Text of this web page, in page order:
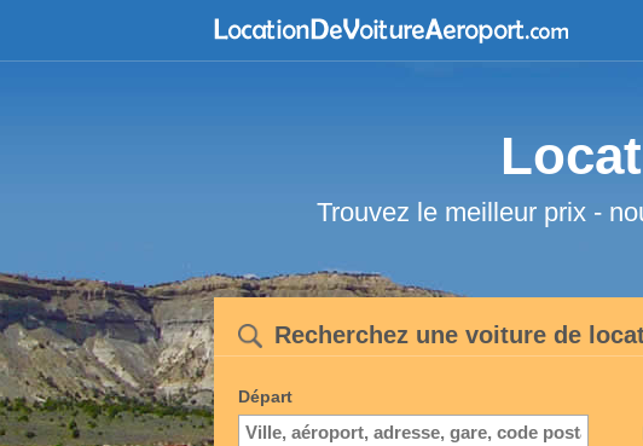
Trouvez le meilleur prix -
Recherchez une voiture de
Départ